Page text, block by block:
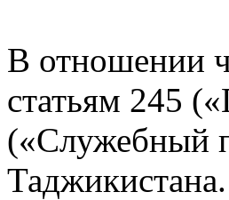
В отношении
статьям 245
(«Служебный
Таджикистана.